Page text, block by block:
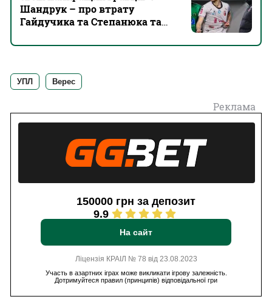
Шандрук – про втрату
Гайдучика та Степанюка та
УПЛ Верес
Реклама
150000 грн за депозит
9.9
На сайт
Ліцензія КРАІЛ № 78 від 23.08.2023
Участь в азартних іграх може викликати ігрову залежність.
Дотримуйтеся правил (принципів) відповідальної гри